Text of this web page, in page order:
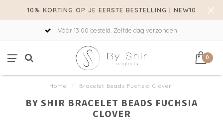
10% KORTING OP JE EERSTE BESTELLING | NEW10
Vóór 13:00 besteld. Zelfde dag verzonden!
0
Home / Bracelet beads Fuchsia Clover
BY SHIR BRACELET BEADS FUCHSIA
CLOVER